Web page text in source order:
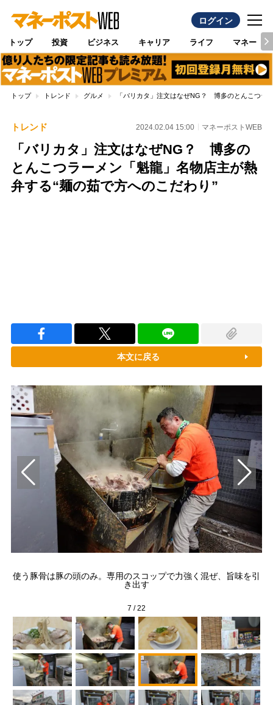
ログイン
トップ 投資 ビジネス キャリア ライフ マネー
トップ トレンド グルメ 「バリカタ」注文はなぜNG？ 博多のとんこつラ
トレンド 2024.02.04 15:00 マネーポストWEB
「バリカタ」注文はなぜNG？ 博多の
とんこつラーメン「魁龍」名物店主が熱
弁する“麺の茹で方へのこだわり”
本文に戻る
使う豚骨は豚の頭のみ。専用のスコップで力強く混ぜ、旨味を引
き出す
7 /22